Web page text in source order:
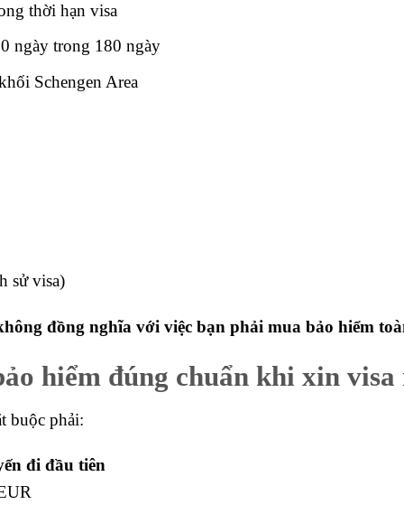
thời hạn visa
ngày trong 180 ngày
Schengen Area
sử visa)
đồng nghĩa với việc bạn phải mua bảo hiểm
hiểm đúng chuẩn khi xin
buộc phải:
đi đầu tiên